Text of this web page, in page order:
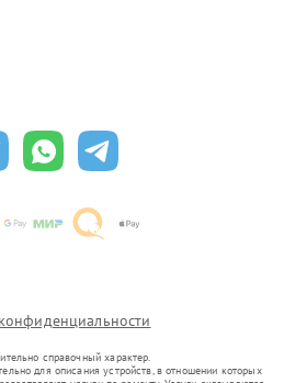
справочный характер.
для описания устройств, в отношении которых